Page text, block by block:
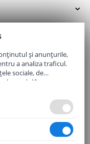
și anunțurile,
a analiza traficul.
sociale, de
la modul în care
cu alte informații